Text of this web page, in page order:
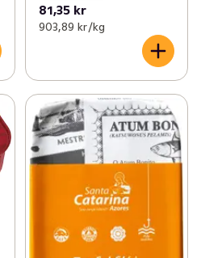
81,35 kr
903,89 kr /kg